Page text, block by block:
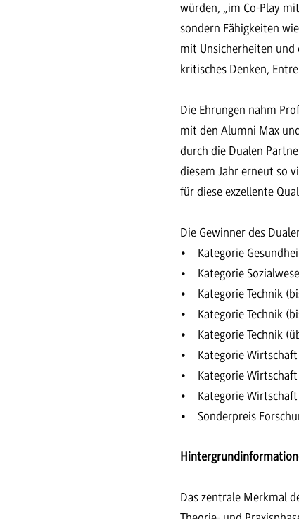
würden, „im Co-Play
sondern Fähigkeiten
mit Unsicherheiten und
kritisches Denken,
Die Ehrungen nahm
mit den Alumni Max
durch die Dualen
diesem Jahr erneut so
für diese exzellente
Die Gewinner des
• Kategorie
• Kategorie
• Kategorie Technik
• Kategorie Technik
• Kategorie Technik
• Kategorie Wirtschaft
• Kategorie Wirtschaft
• Kategorie Wirtschaft
• Sonderpreis
Das zentrale Merkmal